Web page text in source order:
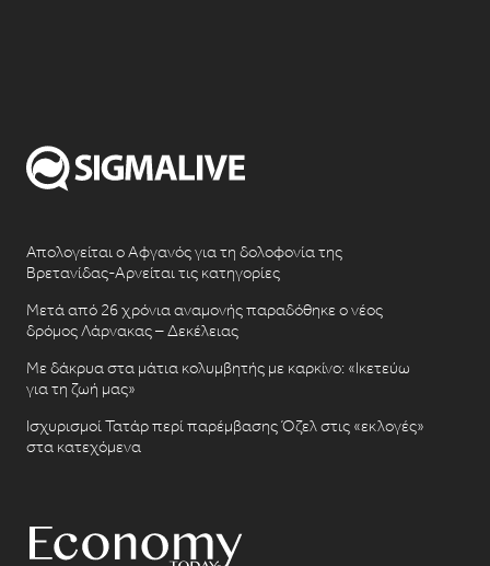
Απολογείται ο Αφγανός για τη δολοφονία της
Βρετανίδας-Αρνείται τις κατηγορίες
Μετά από 26 χρόνια αναμονής παραδόθηκε ο νέος
δρόμος Λάρνακας – Δεκέλειας
Με δάκρυα στα μάτια κολυμβητής με καρκίνο: «Ικετεύω
για τη ζωή μας»
Ισχυρισμοί Τατάρ περί παρέμβασης Όζελ στις «εκλογές»
στα κατεχόμενα